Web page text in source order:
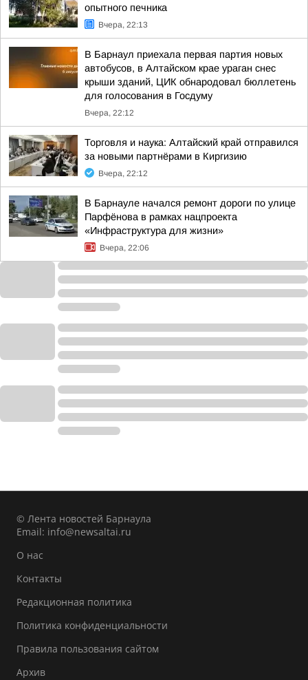
опытного печника
Вчера, 22:13
В Барнаул приехала первая партия новых
автобусов, в Алтайском крае ураган снес
крыши зданий, ЦИК обнародовал бюллетень
для голосования в Госдуму
Вчера, 22:12
Торговля и наука: Алтайский край отправился
за новыми партнёрами в Киргизию
Вчера, 22:12
В Барнауле начался ремонт дороги по улице
Парфёнова в рамках нацпроекта
«Инфраструктура для жизни»
Вчера, 22:06
© Лента новостей Барнаула
Email: info@newsaltai.ru
О нас
Контакты
Редакционная политика
Политика конфиденциальности
Правила пользования сайтом
Архив